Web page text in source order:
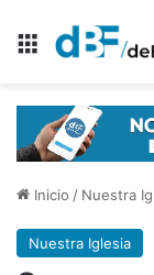
Menú
Inicio / Nuestra
Nuestra Iglesia